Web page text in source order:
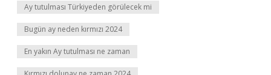
Ay tutulması Türkiyeden görülecek mi
Bugün ay neden kırmızı 2024
En yakın Ay tutulması ne zaman